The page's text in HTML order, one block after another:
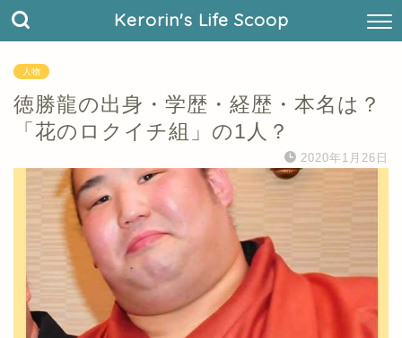
Kerorin's Life Scoop
人物
徳勝龍の出身・学歴・経歴・本名は？
「花のロクイチ組」の1人？
2020年1月26日